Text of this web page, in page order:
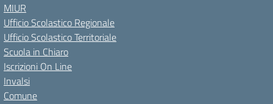
MIUR
Ufficio Scolastico Regionale
Ufficio Scolastico Territoriale
Scuola in Chiaro
Iscrizioni On Line
Invalsi
Comune